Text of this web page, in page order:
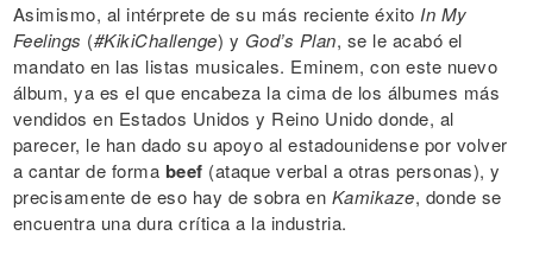
Asimismo, al intérprete de su más reciente éxito In My
Feelings (#KikiChallenge) y God’s Plan, se le acabó el
mandato en las listas musicales. Eminem, con este nuevo
álbum, ya es el que encabeza la cima de los álbumes más
vendidos en Estados Unidos y Reino Unido donde, al
parecer, le han dado su apoyo al estadounidense por volver
a cantar de forma beef (ataque verbal a otras personas), y
precisamente de eso hay de sobra en Kamikaze, donde se
encuentra una dura crítica a la industria.